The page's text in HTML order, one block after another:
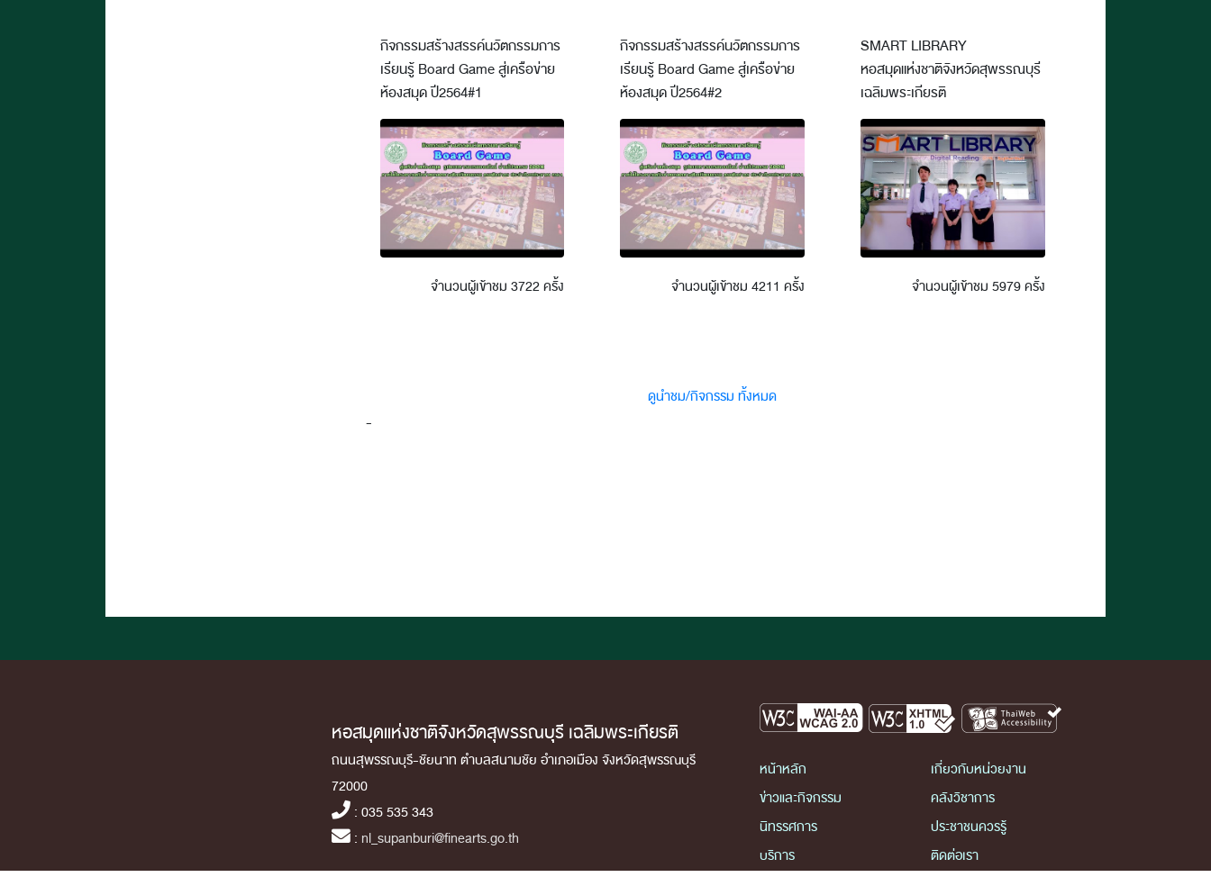
กิจกรรมสร้างสรรค์นวัตกรรมการ
เรียนรู้ Board Game สู่เครือข่าย
ห้องสมุด ปี2564#1
จำนวนผู้เข้าชม 3722 ครั้ง
กิจกรรมสร้างสรรค์นวัตกรรมการ
เรียนรู้ Board Game สู่เครือข่าย
ห้องสมุด ปี2564#2
จำนวนผู้เข้าชม 4211 ครั้ง
SMART LIBRARY
หอสมุดแห่งชาติจังหวัดสุพรรณบุรี
เฉลิมพระเกียรติ
จำนวนผู้เข้าชม 5979 ครั้ง
ดูนำชม/กิจกรรม ทั้งหมด
-
หอสมุดแห่งชาติจังหวัดสุพรรณบุรี เฉลิมพระเกียรติ
ถนนสุพรรณบุรี-ชัยนาท ตำบลสนามชัย อำเภอเมือง จังหวัดสุพรรณบุรี
72000
: 035 535 343
: nl_supanburi@finearts.go.th
หน้าหลัก
ข่าวและกิจกรรม
นิทรรศการ
บริการ
เกี่ยวกับหน่วยงาน
คลังวิชาการ
ประชาชนควรรู้
ติดต่อเรา